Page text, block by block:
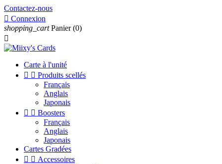
Contactez-nous
 Connexion
shopping_cart Panier (0)

Carte à l'unité
  Produits scellés
Français
Anglais
Japonais
  Boosters
Français
Anglais
Japonais
Cartes Gradées
  Accessoires